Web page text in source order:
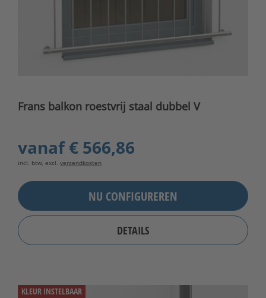
Frans balkon roestvrij staal dubbel V
vanaf€ 566,86
incl. btw, excl. verzendkosten
NU CONFIGUREREN
DETAILS
KLEUR INSTELBAAR